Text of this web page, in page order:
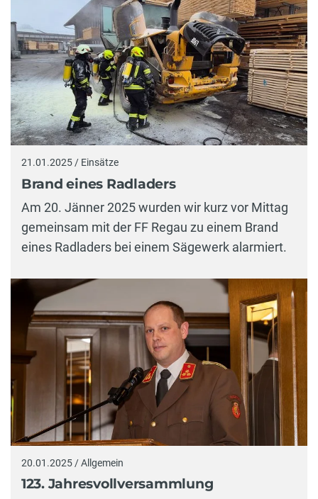
21.01.2025 / Einsätze
Brand eines Radladers
Am 20. Jänner 2025 wurden wir kurz vor Mittag
gemeinsam mit der FF Regau zu einem Brand
eines Radladers bei einem Sägewerk alarmiert.
20.01.2025 / Allgemein
123. Jahresvollversammlung